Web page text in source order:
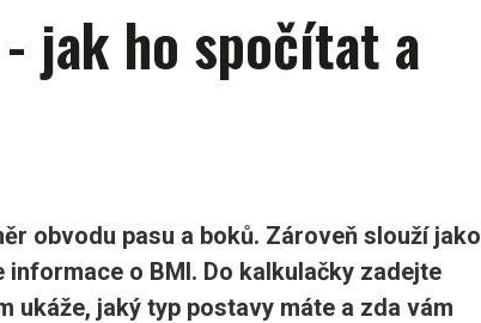
jak ho spočítat a
obvodu pasu a boků. Zároveň slouží jako
o BMI. Do kalkulačky zadejte
ukáže, jaký typ postavy máte a zda vám